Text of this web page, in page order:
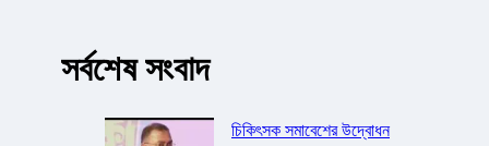
সর্বশেষ সংবাদ
চিকিৎসক সমাবেশের উদ্বোধন